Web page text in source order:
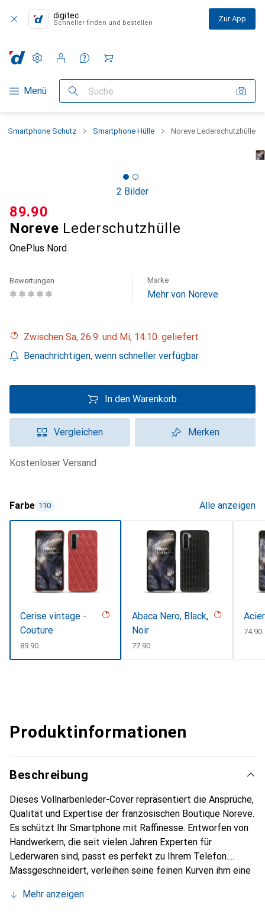
digitec
Schneller finden und bestellen Zur App
Navigation nach Kategorien
Menü Suche
Einstellungen
Kundenkonto
Vergleichslisten
Merklisten
Warenkorb
Smartphone Schutz Smartphone Hülle Noreve Lederschutzhülle
2 Bilder
Noreve Lederschutzhülle
OnePlus Nord
CHF
89.90
Bewertungen Marke
Mehr von Noreve
Zwischen Sa, 26.9. und Mi, 14.10. geliefert
Benachrichtigen, wenn schneller verfügbar
In den Warenkorb
Vergleichen Merken
kostenloser Versand
Farbe 110 Alle anzeigen
Cerise vintage -
Couture
CHF
89.90
Abaca Nero, Black,
Noir
CHF
77.90
CHF
74.90
Produktinformationen
Beschreibung
Dieses Vollnarbenleder-Cover repräsentiert die Ansprüche,
Qualität und Expertise der französischen Boutique Noreve.
Es schützt Ihr Smartphone mit Raffinesse. Entworfen von
Handwerkern, die seit vielen Jahren Experten für
Lederwaren sind, passt es perfekt zu Ihrem Telefon.
Massgeschneidert, verleihen seine feinen Kurven ihm eine
unverzichtbaren Accessoire Ihres Smartphones.
Mehr anzeigen